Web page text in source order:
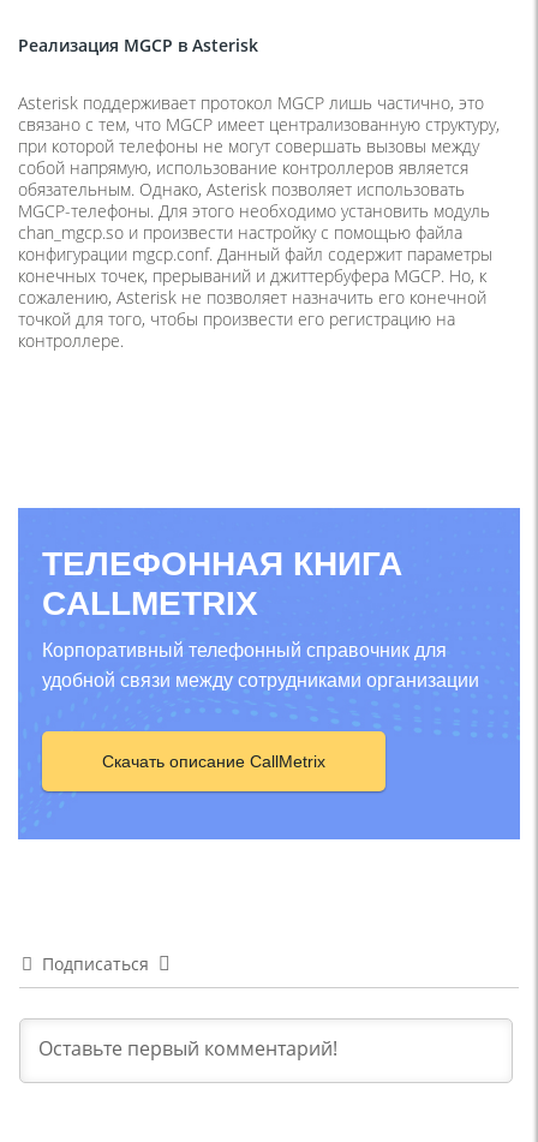
Реализация MGCP в Asterisk
Asterisk поддерживает протокол MGCP лишь частично, это
связано с тем, что MGCP имеет централизованную структуру,
при которой телефоны не могут совершать вызовы между
собой напрямую, использование контроллеров является
обязательным. Однако, Asterisk позволяет использовать
MGCP-телефоны. Для этого необходимо установить модуль
chan_mgcp.so и произвести настройку с помощью файла
конфигурации mgcp.conf. Данный файл содержит параметры
конечных точек, прерываний и джиттербуфера MGCP. Но, к
сожалению, Asterisk не позволяет назначить его конечной
точкой для того, чтобы произвести его регистрацию на
контроллере.
ТЕЛЕФОННАЯ КНИГА
CALLMETRIX
Корпоративный телефонный справочник для
удобной связи между сотрудниками организации
Скачать описание CallMetrix
Подписаться